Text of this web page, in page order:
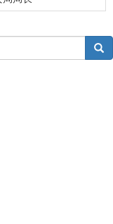
搜索